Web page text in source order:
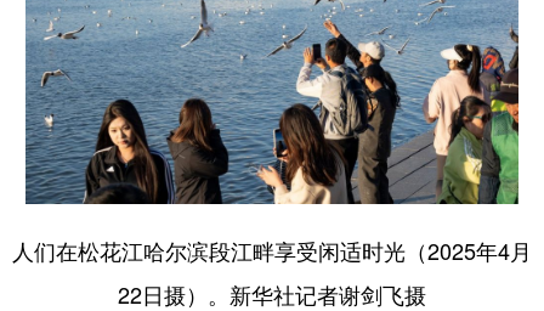
人们在松花江哈尔滨段江畔享受闲适时光（2025年4月
22日摄）。新华社记者谢剑飞摄